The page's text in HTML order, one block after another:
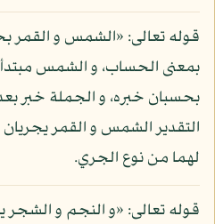
قوله تعالى: «الشمس و
بمعنى الحساب، و الشمس
بحسبان خبره، و الجملة خبر
التقدير الشمس و القمر
لهما من نوع الجري.
قوله تعالى: «و النجم و الشجر